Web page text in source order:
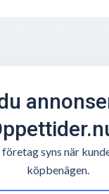
syns när
köpbenägen.